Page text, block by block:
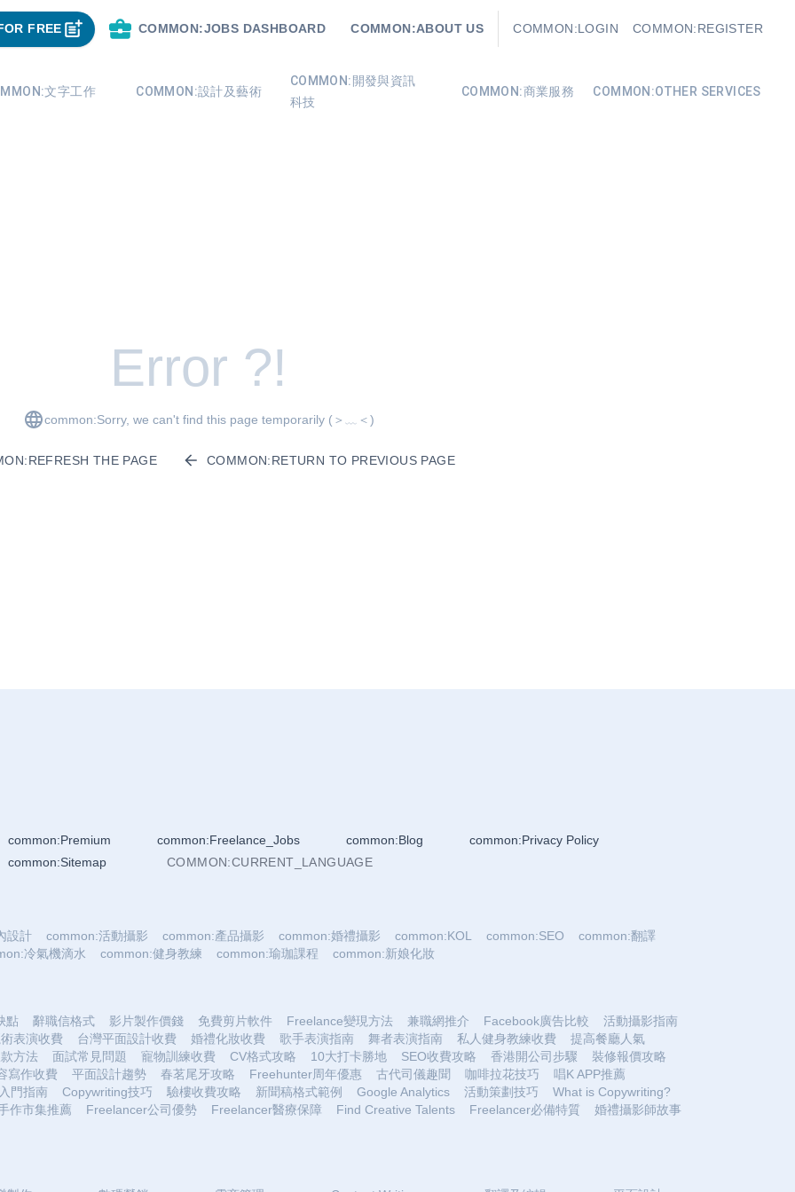
FREE COMMON:JOBS DASHBOARD COMMON:ABOUT US COMMON:LOGIN COMMON:REGISTER
文字工作 COMMON:設計及藝術
COMMON:開發與資訊
科技
COMMON:商業服務 COMMON:OTHER SERVICES
Error ?!
common:Sorry, we can't find this page temporarily (＞﹏＜)
THE PAGE COMMON:RETURN TO PREVIOUS PAGE
common:Premium common:Freelance_Jobs common:Blog
common:Privacy Policy
common:Sitemap
COMMON:CURRENT_LANGUAGE
設計 common:活動攝影 common:產品攝影 common:婚禮攝影 common:KOL common:SEO
common:翻譯
冷氣機滴水
common:健身教練 common:瑜珈課程 common:新娘化妝
點 辭職信格式 影片製作價錢 免費剪片軟件 Freelance變現方法 兼職網推介 Facebook廣告比較
活動攝影指南
表演收費
台灣平面設計收費 婚禮化妝收費 歌手表演指南 舞者表演指南 私人健身教練收費
提高餐廳人氣
方法
面試常見問題 寵物訓練收費 CV格式攻略 10大打卡勝地 SEO收費攻略 香港開公司步驟
裝修報價攻略
寫作收費
平面設計趨勢 春茗尾牙攻略 Freehunter周年優惠 古代司儀趣聞 咖啡拉花技巧
唱K APP推薦
門指南
Copywriting技巧 驗樓收費攻略 新聞稿格式範例 Google Analytics 活動策劃技巧
What is Copywriting?
作市集推薦
Freelancer公司優勢 Freelancer醫療保障 Find Creative Talents Freelancer必備特質 婚禮攝影師故事